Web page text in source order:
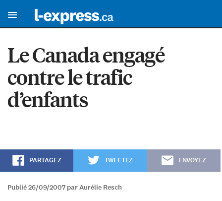
Le Canada engagé
contre le trafic
d’enfants
PARTAGEZ TWEETEZ ENVOYEZ
Publié 26/09/2007 par Aurélie Resch